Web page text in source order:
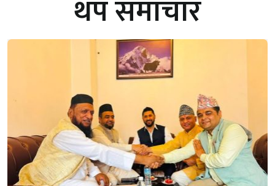
थप समाचार